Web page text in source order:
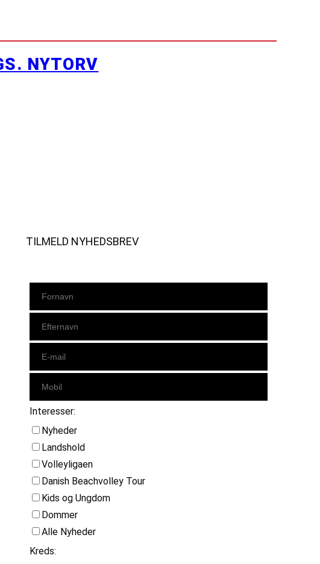
NYTORV
TILMELD NYHEDSBREV
Interesser:
Nyheder
Landshold
Volleyligaen
Danish Beachvolley Tour
Kids og Ungdom
Dommer
Alle Nyheder
Kreds: